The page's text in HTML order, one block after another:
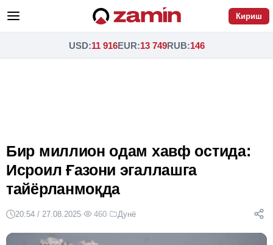
Кириш
USD:11 916EUR:13 749RUB:146
Бир миллион одам хавф остида:
Исроил Ғазони эгаллашга
тайёрланмоқда
20:54 / 27.08.2025· 460· Дунё